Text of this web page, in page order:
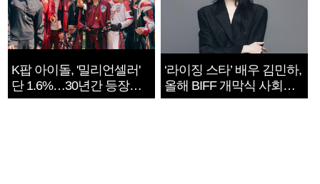
K팝 아이돌, '밀리언셀러'
단 1.6%…30년간 등장
1182개팀 전수조사
‘라이징 스타’ 배우 김민하,
올해 BIFF 개막식 사회자
확정